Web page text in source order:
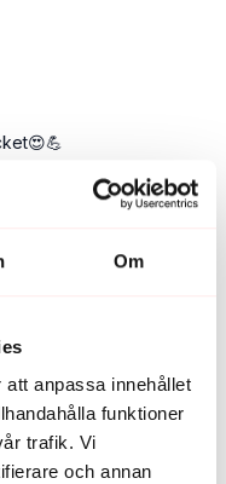
Om
anpassa innehållet
funktioner
trafik. Vi
och annan
Älskar effektiva
känsla hela dagen!
riktigt inkluderande
och vill dra på mig
är ändå aldrig
och väl i passet
klara av och bli glad